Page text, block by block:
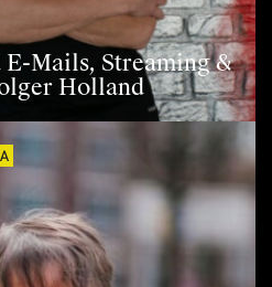
E-Mails, Streaming &
Holland